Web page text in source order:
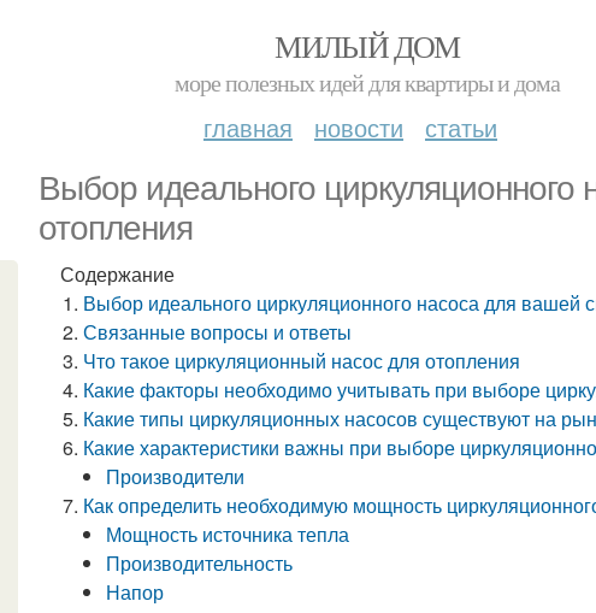
МИЛЫЙ ДОМ
море полезных идей для квартиры и дома
главная новости статьи
Выбор идеального
отопления
Содержание
Выбор идеального циркуляционного насоса для вашей
Связанные вопросы и ответы
Что такое циркуляционный насос для отопления
Какие факторы необходимо учитывать при выборе
Какие типы циркуляционных насосов существуют на
Какие характеристики важны при выборе
Производители
Как определить необходимую мощность
Мощность источника тепла
Производительность
Напор